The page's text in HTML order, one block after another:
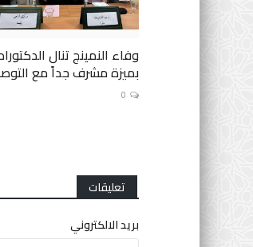
وفاء النمينج تنال
بميزة مشرف جداً مع
0
تعليقات
بريد الالكتروني